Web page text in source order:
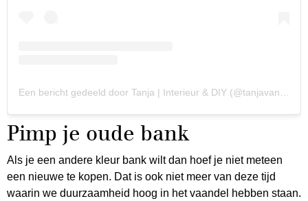
Pimp je oude bank
Als je een andere kleur bank wilt dan hoef je niet meteen
een nieuwe te kopen. Dat is ook niet meer van deze tijd
waarin we duurzaamheid hoog in het vaandel hebben staan.